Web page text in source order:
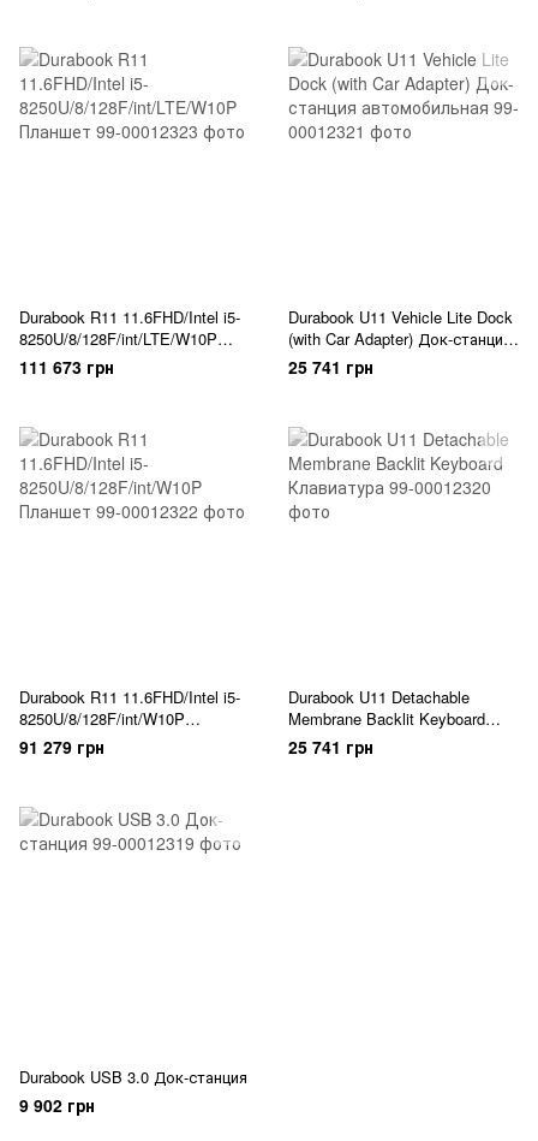
Durabook R11 11.6FHD/Intel i5-
8250U/8/128F/int/LTE/W10P
Планшет
111 673 грн
Durabook U11 Vehicle Lite Dock
(with Car Adapter) Док-станция
автомобильная
25 741 грн
Durabook R11 11.6FHD/Intel i5-
8250U/8/128F/int/W10P
Планшет
91 279 грн
Durabook U11 Detachable
Membrane Backlit Keyboard
Клавиатура
25 741 грн
Durabook USB 3.0 Док-станция
9 902 грн